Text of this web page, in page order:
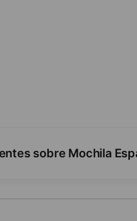
sobre Mochila